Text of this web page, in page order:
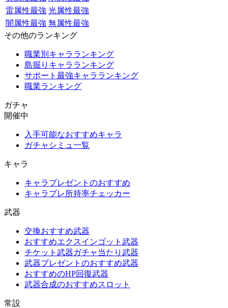
雷属性最強 光属性最強
闇属性最強 無属性最強
その他のランキング
職業別キャラランキング
島掘りキャラランキング
サポート最強キャラランキング
職業ランキング
ガチャ
開催中
入手可能なおすすめキャラ
ガチャシミュ一覧
キャラ
キャラプレゼントのおすすめ
キャラプレ所持率チェッカー
武器
交換おすすめ武器
おすすめエクスインゴット武器
チケット武器ガチャ当たり武器
武器プレゼントのおすすめ武器
おすすめのHP回復武器
武器合成のおすすめスロット
常設